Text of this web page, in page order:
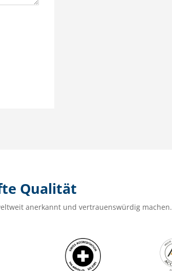
Qualität
anerkannt und vertrauenswürdig machen.